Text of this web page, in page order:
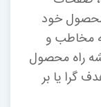
محصول خود
مخاطب و
راه محصول
گرا یا بر